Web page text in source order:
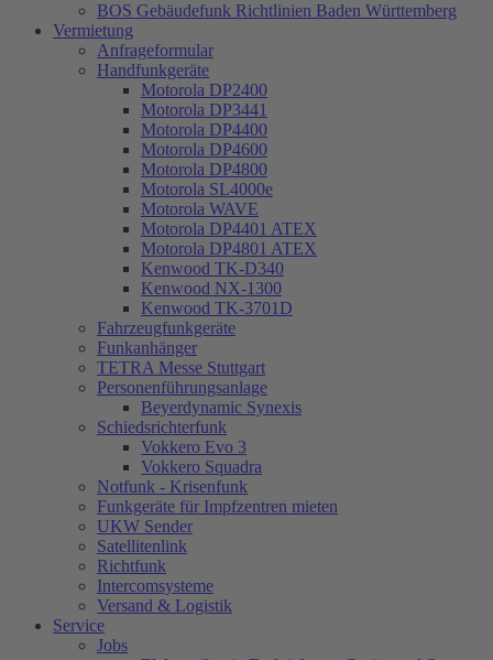
BOS Gebäudefunk Richtlinien Baden Württemberg
Vermietung
Anfrageformular
Handfunkgeräte
Motorola DP2400
Motorola DP3441
Motorola DP4400
Motorola DP4600
Motorola DP4800
Motorola SL4000e
Motorola WAVE
Motorola DP4401 ATEX
Motorola DP4801 ATEX
Kenwood TK-D340
Kenwood NX-1300
Kenwood TK-3701D
Fahrzeugfunkgeräte
Funkanhänger
TETRA Messe Stuttgart
Personenführungsanlage
Beyerdynamic Synexis
Schiedsrichterfunk
Vokkero Evo 3
Vokkero Squadra
Notfunk - Krisenfunk
Funkgeräte für Impfzentren mieten
UKW Sender
Satellitenlink
Richtfunk
Intercomsysteme
Versand & Logistik
Service
Jobs